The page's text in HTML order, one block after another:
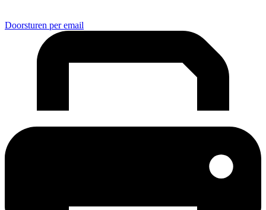
Doorsturen per email